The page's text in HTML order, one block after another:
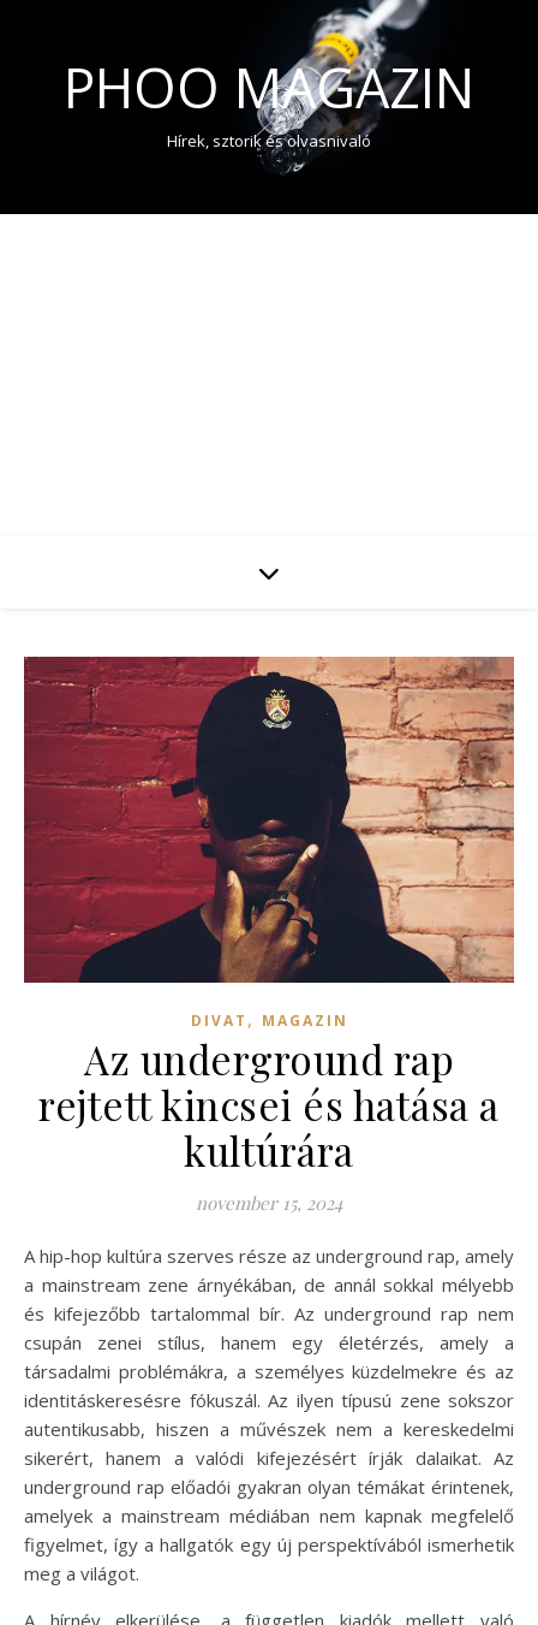
PHOO MAGAZIN
Hírek, sztorik és olvasnivaló
DIVAT , MAGAZIN
Az underground rap
rejtett kincsei és hatása a
kultúrára
november 15, 2024
A hip-hop kultúra szerves része az underground rap, amely
a mainstream zene árnyékában, de annál sokkal mélyebb
és kifejezőbb tartalommal bír. Az underground rap nem
csupán zenei stílus, hanem egy életérzés, amely a
társadalmi problémákra, a személyes küzdelmekre és az
identitáskeresésre fókuszál. Az ilyen típusú zene sokszor
autentikusabb, hiszen a művészek nem a kereskedelmi
sikerért, hanem a valódi kifejezésért írják dalaikat. Az
underground rap előadói gyakran olyan témákat érintenek,
amelyek a mainstream médiában nem kapnak megfelelő
figyelmet, így a hallgatók egy új perspektívából ismerhetik
meg a világot.